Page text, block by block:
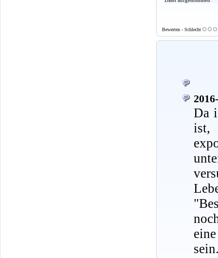
Bewerten - Schlecht
Da
ist,